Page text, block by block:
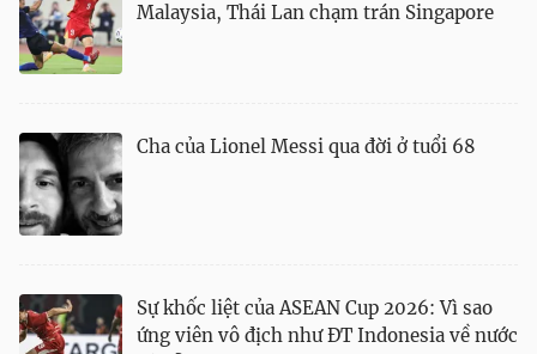
Malaysia, Thái Lan chạm trán Singapore
Cha của Lionel Messi qua đời ở tuổi 68
Sự khốc liệt của ASEAN Cup 2026: Vì sao
ứng viên vô địch như ĐT Indonesia về nước